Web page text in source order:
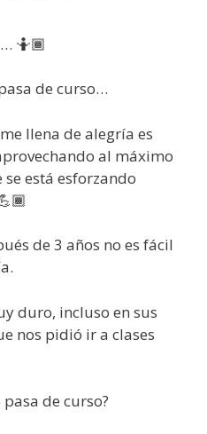
🤷🏾
de curso…
llena de alegría es
al máximo
está esforzando
de 3 años no es fácil
duro, incluso en sus
nos pidió ir a clases
de curso?